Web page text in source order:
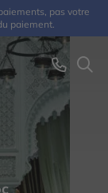
pas votre
paiement.